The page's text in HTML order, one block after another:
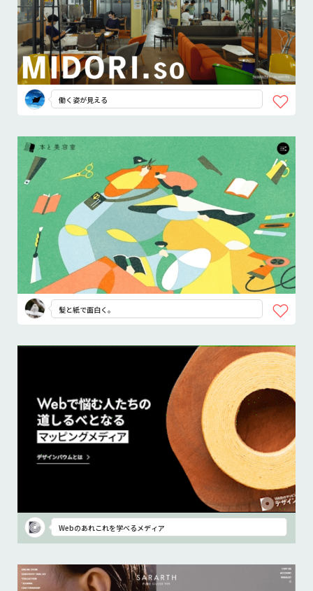
働く姿が見える
髪と紙で面白く。
Webのあれこれを学べるメディア